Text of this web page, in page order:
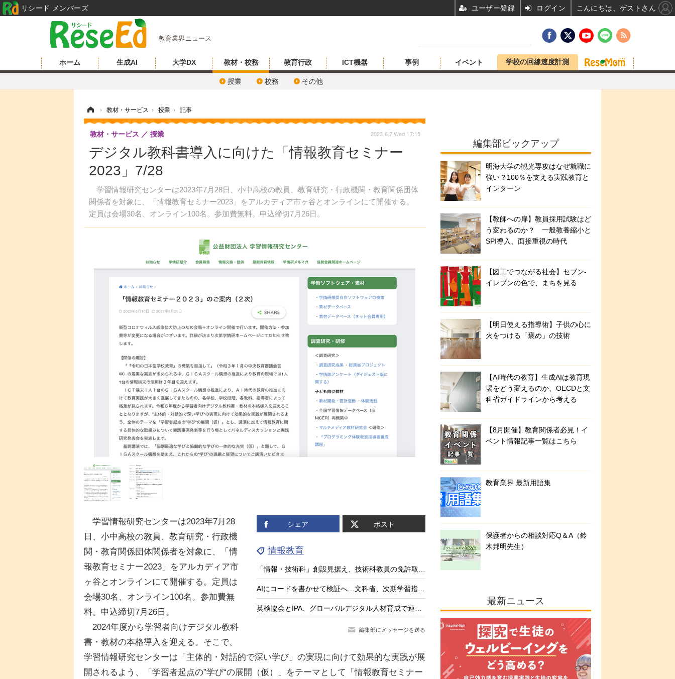
教育業界ニュース
ホーム 生成AI 大学DX 教材・校務
授業 校務 その他
教育行政 ICT機器 事例 イベント 学校の回線速度計測
› 教材・サービス › 授業 › 記事
デジタル教科書導入に向けた「情報教育セミナー
2023」7/28
学習情報研究センターは2023年7月28日、小中高校の教員、教育研究・行政機関・教育関係団体
関係者を対象に、「情報教育セミナー2023」をアルカディア市ヶ谷とオンラインにて開催する。
定員は会場30名、オンライン100名。参加費無料。申込締切7月26日。
教材・サービス 授業 2023.6.7 Wed 17:15
シェア ポスト
情報教育
編集部にメッセージを送る
学習情報研究センターは2023年7月28
日、小中高校の教員、教育研究・行政機
関・教育関係団体関係者を対象に、「情
報教育セミナー2023」をアルカディア市
ヶ谷とオンラインにて開催する。定員は
会場30名、オンライン100名。参加費無
料。申込締切7月26日。
2024年度から学習者向けデジタル教科
書・教材の本格導入を迎える。そこで、
学習情報研究センターは「主体的・対話的で深い学び」の実現に向けて効果的な実践が展
開されるよう、「学習者起点の”学び“の展開（仮）」をテーマとして「情報教育セミナー
編集部ピックアップ
明海大学の観光専攻はなぜ就職に
強い？100％を支える実践教育と
インターン
【教師への扉】教員採用試験はど
う変わるのか？ 一般教養縮小と
SPI導入、面接重視の時代
【図工でつながる社会】セブン‐
イレブンの色で、まちを見る
【明日使える指導術】子供の心に
火をつける「褒め」の技術
【AI時代の教育】生成AIは教育現
場をどう変えるのか、OECDと文
科省ガイドラインから考える
【8月開催】教育関係者必見！イ
ベント情報記事一覧はこちら
教育業界 最新用語集
保護者からの相談対応Q＆A（鈴
木邦明先生）
最新ニュース
リシード メンバーズ ユーザー登録 ログイン こんにちは、ゲストさん